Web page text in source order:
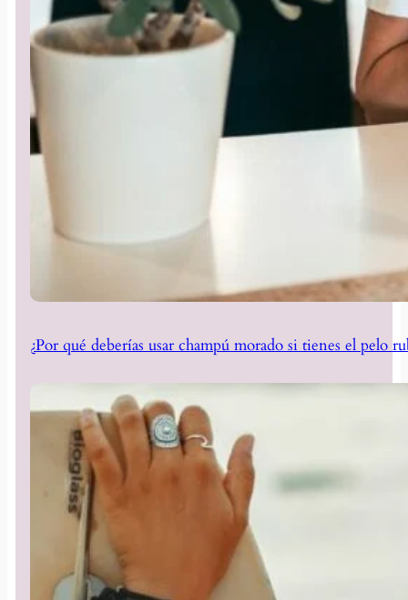
¿Por qué deberías usar champú morado si tienes el pelo